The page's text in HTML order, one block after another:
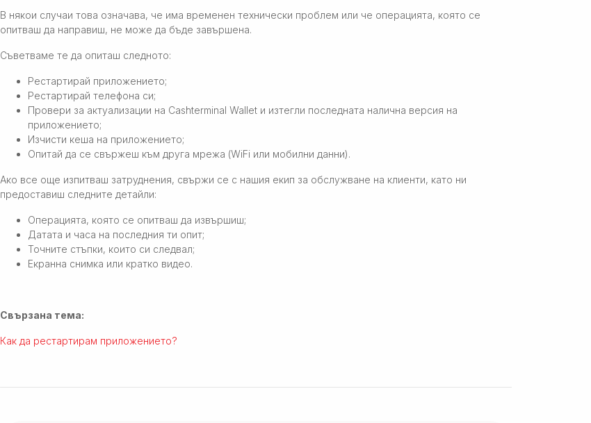
В някои случаи това означава, че има временен технически проблем или че операцията, която се
опитваш да направиш, не може да бъде завършена.
Съветваме те да опиташ следното:
Рестартирай приложението;
Рестартирай телефона си;
Провери за актуализации на Cashterminal Wallet и изтегли последната налична версия на
приложението;
Изчисти кеша на приложението;
Опитай да се свържеш към друга мрежа (WiFi или мобилни данни).
Ако все още изпитваш затруднения, свържи се с нашия екип за обслужване на клиенти, като ни
предоставиш следните детайли:
Операцията, която се опитваш да извършиш;
Датата и часа на последния ти опит;
Точните стъпки, които си следвал;
Екранна снимка или кратко видео.
Свързана тема:
Как да рестартирам приложението?